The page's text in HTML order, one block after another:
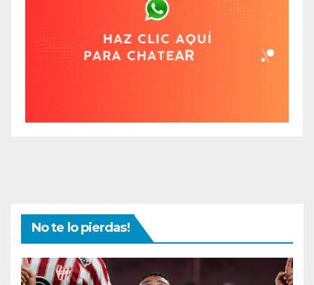
No te lo pierdas!